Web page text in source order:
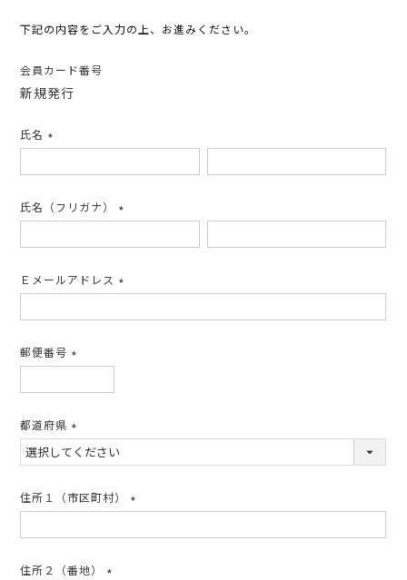
下記の内容をご入力の上、お進みください。
会員カード番号
新規発行
氏名
須)
氏名（フリガナ）
須)
Ｅメールアドレス
須)
郵便番号
須)
都道府県
(必
須)
住所１（市区町村）
須)
住所２（番地）